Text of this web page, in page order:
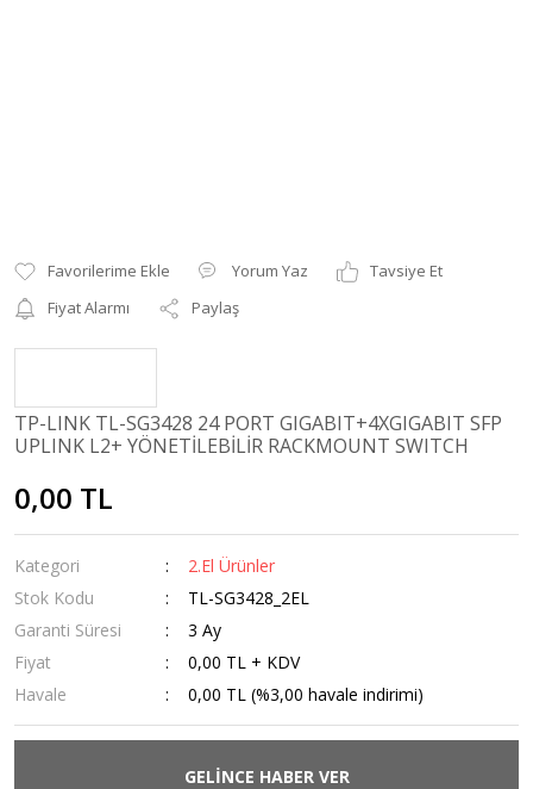
Yorum Yaz
Tavsiye Et
Fiyat Alarmı
Paylaş
TP-LINK TL-SG3428 24 PORT GIGABIT+4XGIGABIT SFP
UPLINK L2+ YÖNETİLEBİLİR RACKMOUNT SWITCH
0,00 TL
Kategori
2.El Ürünler
Stok Kodu
TL-SG3428_2EL
Garanti Süresi
3 Ay
Fiyat
0,00 TL + KDV
Havale
0,00 TL (%3,00 havale indirimi)
GELİNCE HABER VER